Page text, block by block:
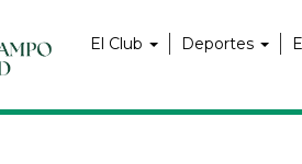
principal
El Club Deportes